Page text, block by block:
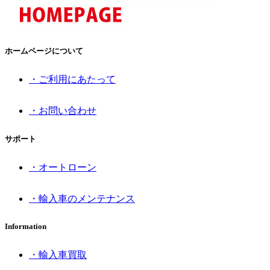
ホームページについて
・ご利用にあたって
・お問い合わせ
サポート
・オートローン
・輸入車のメンテナンス
Information
・輸入車買取